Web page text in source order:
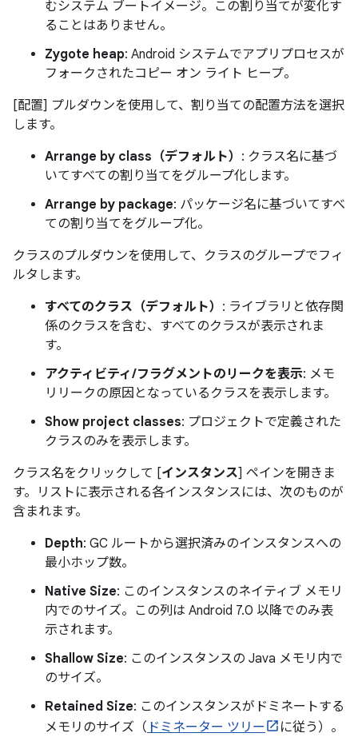
むシステム ブートイメージ。この割り当てが変化す
ることはありません。
Zygote heap: Android システムでアプリプロセスが
フォークされたコピー オン ライト ヒープ。
[配置] プルダウンを使用して、割り当ての配置方法を選択
します。
Arrange by class（デフォルト） : クラス名に基づ
いてすべての割り当てをグループ化します。
Arrange by package: パッケージ名に基づいてすべ
ての割り当てをグループ化。
クラスのプルダウンを使用して、クラスのグループでフィ
ルタします。
すべてのクラス（デフォルト） : ライブラリと依存関
係のクラスを含む、すべてのクラスが表示されま
す。
アクティビティ/フラグメントのリークを表示: メモ
リリークの原因となっているクラスを表示します。
Show project classes: プロジェクトで定義された
クラスのみを表示します。
クラス名をクリックして [インスタンス] ペインを開きま
す。リストに表示される各インスタンスには、次のものが
含まれます。
Depth: GC ルートから選択済みのインスタンスへの
最小ホップ数。
Native Size: このインスタンスのネイティブ メモリ
内でのサイズ。この列は Android 7.0 以降でのみ表
示されます。
Shallow Size: このインスタンスの Java メモリ内で
のサイズ。
Retained Size: このインスタンスがドミネートする
メモリのサイズ（ ドミネーター ツリー
に従う）。